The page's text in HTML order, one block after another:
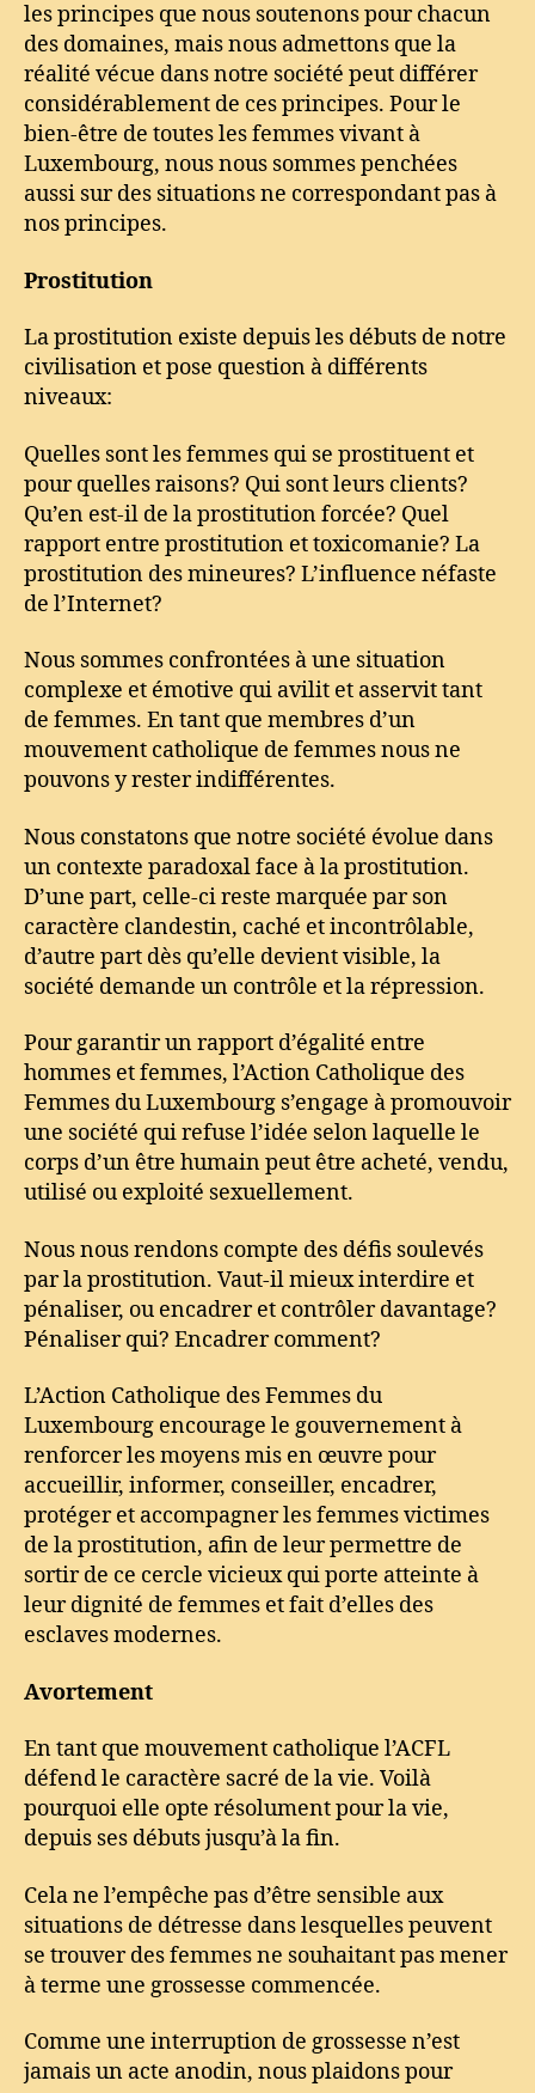
les principes que nous soutenons pour chacun
des domaines, mais nous admettons que la
réalité vécue dans notre société peut différer
considérablement de ces principes. Pour le
bien-être de toutes les femmes vivant à
Luxembourg, nous nous sommes penchées
aussi sur des situations ne correspondant pas à
nos principes.
Prostitution
La prostitution existe depuis les débuts de notre
civilisation et pose question à différents
niveaux:
Quelles sont les femmes qui se prostituent et
pour quelles raisons? Qui sont leurs clients?
Qu’en est-il de la prostitution forcée? Quel
rapport entre prostitution et toxicomanie? La
prostitution des mineures? L’influence néfaste
de l’Internet?
Nous sommes confrontées à une situation
complexe et émotive qui avilit et asservit tant
de femmes. En tant que membres d’un
mouvement catholique de femmes nous ne
pouvons y rester indifférentes.
Nous constatons que notre société évolue dans
un contexte paradoxal face à la prostitution.
D’une part, celle-ci reste marquée par son
caractère clandestin, caché et incontrôlable,
d’autre part dès qu’elle devient visible, la
société demande un contrôle et la répression.
Pour garantir un rapport d’égalité entre
hommes et femmes, l’Action Catholique des
Femmes du Luxembourg s’engage à promouvoir
une société qui refuse l’idée selon laquelle le
corps d’un être humain peut être acheté, vendu,
utilisé ou exploité sexuellement.
Nous nous rendons compte des défis soulevés
par la prostitution. Vaut-il mieux interdire et
pénaliser, ou encadrer et contrôler davantage?
Pénaliser qui? Encadrer comment?
L’Action Catholique des Femmes du
Luxembourg encourage le gouvernement à
renforcer les moyens mis en œuvre pour
accueillir, informer, conseiller, encadrer,
protéger et accompagner les femmes victimes
de la prostitution, afin de leur permettre de
sortir de ce cercle vicieux qui porte atteinte à
leur dignité de femmes et fait d’elles des
esclaves modernes.
Avortement
En tant que mouvement catholique l’ACFL
défend le caractère sacré de la vie. Voilà
pourquoi elle opte résolument pour la vie,
depuis ses débuts jusqu’à la fin.
Cela ne l’empêche pas d’être sensible aux
situations de détresse dans lesquelles peuvent
se trouver des femmes ne souhaitant pas mener
à terme une grossesse commencée.
Comme une interruption de grossesse n’est
jamais un acte anodin, nous plaidons pour